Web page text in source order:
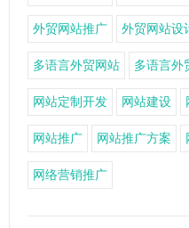
外贸网站推广 外贸网站设
多语言外贸网站 多语言外
网站定制开发 网站建设
网站推广 网站推广方案
网络营销推广